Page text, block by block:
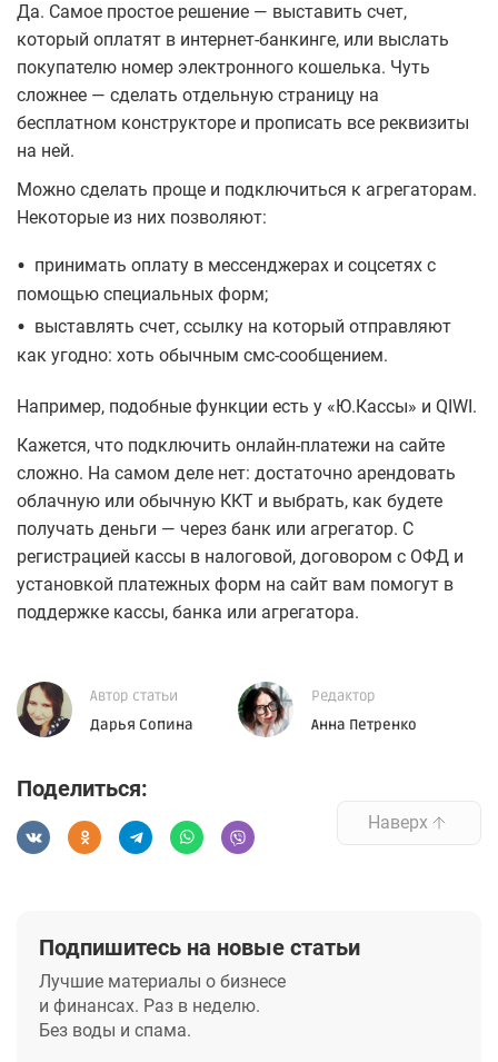
Да. Самое простое решение — выставить счет,
который оплатят в интернет-банкинге, или выслать
покупателю номер электронного кошелька. Чуть
сложнее — сделать отдельную страницу на
бесплатном конструкторе и прописать все реквизиты
на ней.
Можно сделать проще и подключиться к агрегаторам.
Некоторые из них позволяют:
• принимать оплату в мессенджерах и соцсетях с
помощью специальных форм;
• выставлять счет, ссылку на который отправляют
как угодно: хоть обычным смс-сообщением.
Например, подобные функции есть у «Ю.Кассы» и QIWI.
Кажется, что подключить онлайн-платежи на сайте
сложно. На самом деле нет: достаточно арендовать
облачную или обычную ККТ и выбрать, как будете
получать деньги — через банк или агрегатор. С
регистрацией кассы в налоговой, договором с ОФД и
установкой платежных форм на сайт вам помогут в
поддержке кассы, банка или агрегатора.
Автор статьи
Дарья Сопина
Редактор
Анна Петренко
Поделиться:
Наверх
Подпишитесь на новые статьи
Лучшие материалы о бизнесе
и финансах. Раз в неделю.
Без воды и спама.